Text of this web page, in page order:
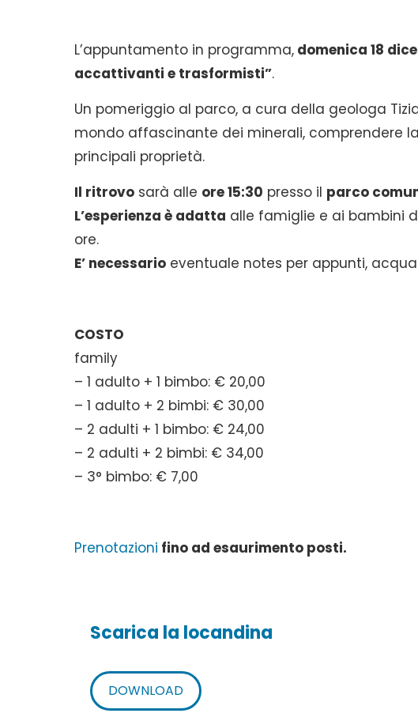
L’appuntamento in programma, domenica 18
accattivanti e trasformisti”.
Un pomeriggio al parco, a cura della geologa
mondo affascinante dei minerali, comprendere
principali proprietà.
Il ritrovo sarà alle ore 15:30 presso il parco
L’esperienza è adatta alle famiglie e ai bambini
ore.
E’ necessario eventuale notes per appunti,
COSTO
family
– 1 adulto + 1 bimbo: € 20,00
– 1 adulto + 2 bimbi: € 30,00
– 2 adulti + 1 bimbo: € 24,00
– 2 adulti + 2 bimbi: € 34,00
– 3° bimbo: € 7,00
Prenotazioni fino ad esaurimento posti.
Scarica la locandina
DOWNLOAD